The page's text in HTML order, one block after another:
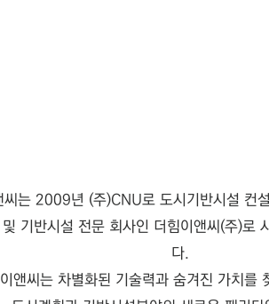
씨는 2009년 (주)CNU로 도시기반시설 컨
기반시설 전문 회사인 더힘이앤씨(주)로
다.
앤씨는 차별화된 기술력과 숨겨진 가치를